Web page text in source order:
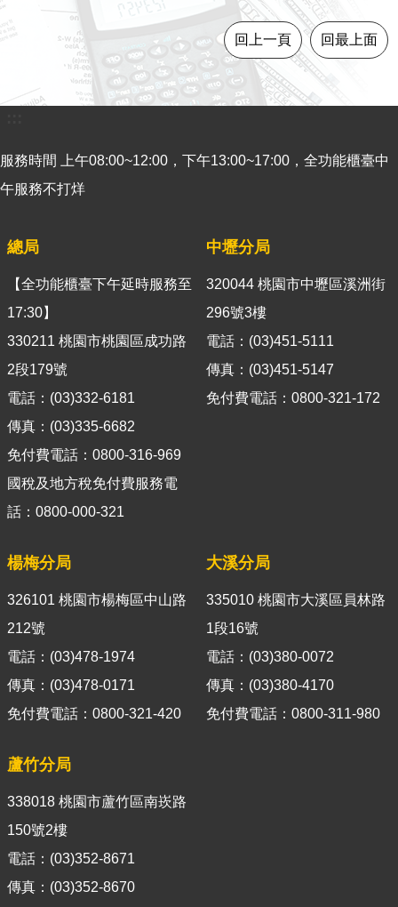
Việt
English
網
站
覽
市
政
信
箱
隱
私
權
策
訊
安
政
府
網
站
回上一頁 回最上面
服務時間 上午08:00~12:00，下午13:00~17:00，全功能櫃臺中
午服務不打烊
總局
【全功能櫃臺下午延時服務至
17:30】
330211 桃園市桃園區成功路
2段179號
電話：(03)332-6181
傳真：(03)335-6682
免付費電話：0800-316-969
國稅及地方稅免付費服務電
話：0800-000-321
中壢分局
320044 桃園市中壢區溪洲街
296號3樓
電話：(03)451-5111
傳真：(03)451-5147
免付費電話：0800-321-172
楊梅分局
326101 桃園市楊梅區中山路
212號
電話：(03)478-1974
傳真：(03)478-0171
免付費電話：0800-321-420
大溪分局
335010 桃園市大溪區員林路
1段16號
電話：(03)380-0072
傳真：(03)380-4170
免付費電話：0800-311-980
蘆竹分局
338018 桃園市蘆竹區南崁路
150號2樓
電話：(03)352-8671
傳真：(03)352-8670